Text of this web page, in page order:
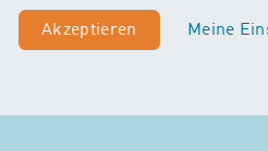
Akzeptieren Meine
mit Menschen und
bist du bei uns genau